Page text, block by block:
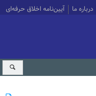
درباره ما آیین‌نامه اخلاق حرفه‌ای